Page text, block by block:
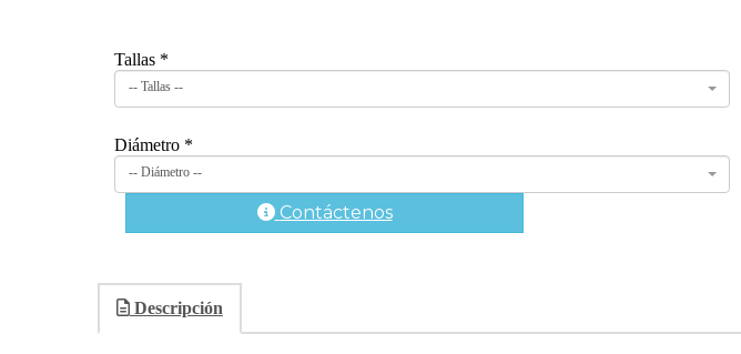
Tallas *
-- Tallas --
Diámetro *
-- Diámetro --
Contáctenos
Descripción